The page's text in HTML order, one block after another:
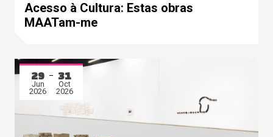
Acesso à Cultura: Estas obras
MAATam-me
29
Jun
2026
31
Oct
2026